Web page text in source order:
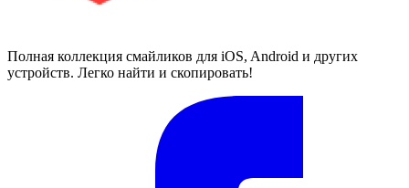
Полная коллекция смайликов для iOS, Android и других
устройств. Легко найти и скопировать!